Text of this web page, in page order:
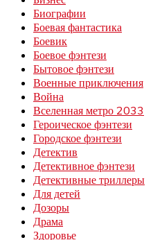
Биографии
Боевая фантастика
Боевик
Боевое фэнтези
Бытовое фэнтези
Военные приключения
Война
Вселенная метро 2033
Героическое фэнтези
Городское фэнтези
Детектив
Детективное фэнтези
Детективные триллеры
Для детей
Дозоры
Драма
Здоровье